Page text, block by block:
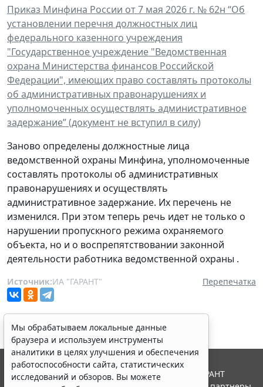
Приказ Минфина России от 7 мая 2026 г. № 62н “Об
установлении перечня должностных лиц
федерального казенного учреждения
"Государственное учреждение "Ведомственная
охрана Министерства финансов Российской
Федерации", имеющих право составлять протоколы
об административных правонарушениях и
уполномоченных осуществлять административное
задержание” (документ не вступил в силу)
Заново определены должностные лица
ведомственной охраны Минфина, уполномоченные
составлять протоколы об административных
правонарушениях и осуществлять
административное задержание. Их перечень не
изменился. При этом теперь речь идет не только о
нарушении пропускного режима охраняемого
объекта, но и о воспрепятствовании законной
деятельности работника ведомственной охраны .
Источник:ИА "ГАРАНТ" Перепечатка
Мы обрабатываем локальные данные
браузера и используем инструменты
аналитики в целях улучшения и обеспечения
работоспособности сайта, статистических
исследований и обзоров. Вы можете
© ООО "НПП "ГАРАНТ-СЕРВИС", 2026. Система ГАРАНТ